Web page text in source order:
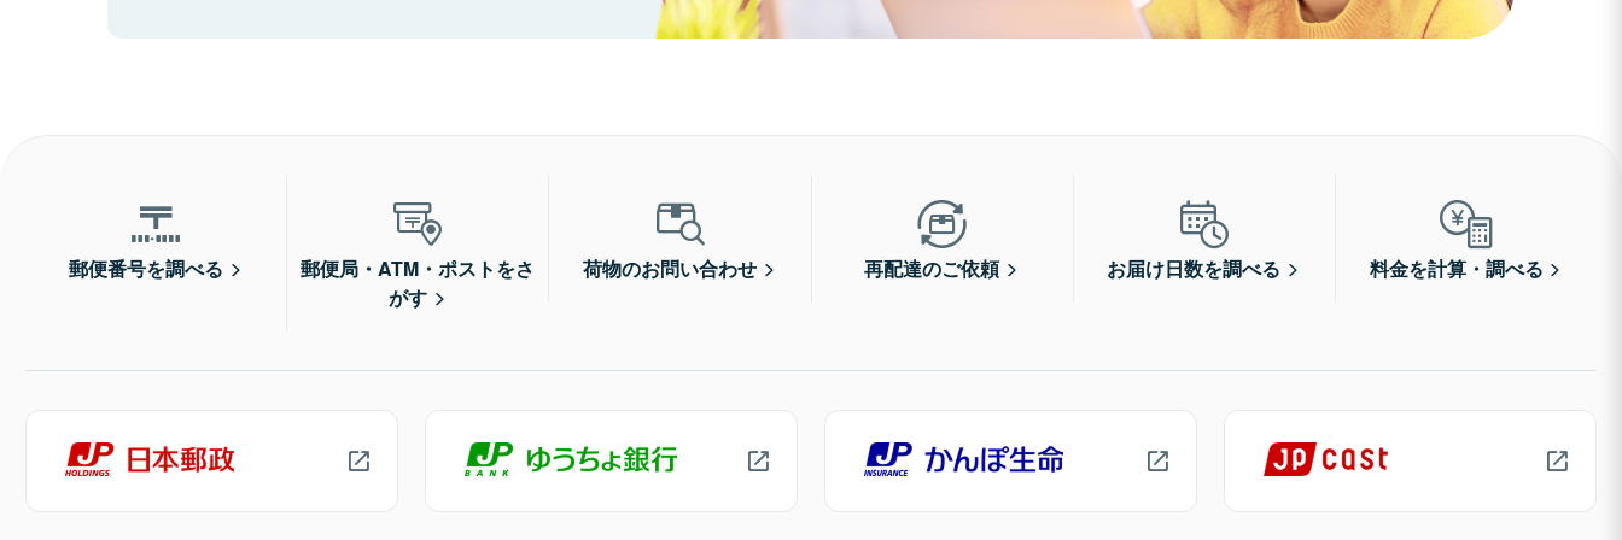
郵便番号を調べる
郵便局・ATM・ポストをさ
がす
荷物のお問い合わせ 再配達のご依頼 お届け日数を調べる 料金を計算・調べる